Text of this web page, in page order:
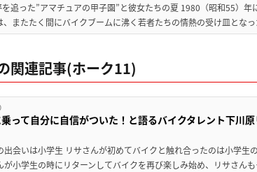
追った”アマチュアの甲子園”と彼女たちの夏 1980（昭和55）年
、またたく間にバイクブームに沸く若者たちの情熱の受け皿とな
関連記事(ホーク11)
って自分に自信がついた！と語るバイクタレント下川
出会いは小学生 リサさんが初めてバイクと触れ合ったのは小学生
が小学生の時にリターンしてバイクを再び楽しみ始め、リサさん